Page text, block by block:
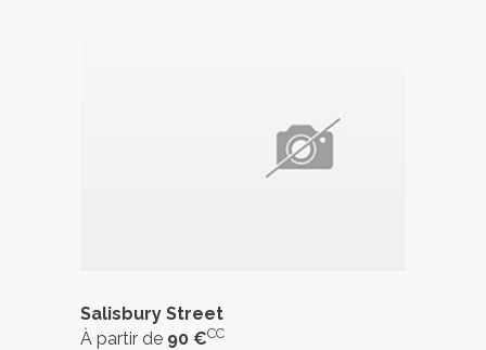
Salisbury Street
À partir de 90 €CC